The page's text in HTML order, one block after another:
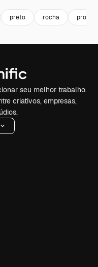
preto rocha projeto
seu melhor trabalho.
criativos, empresas,